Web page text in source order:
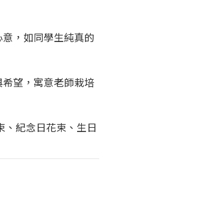
，如同學生純真的
望，寓意老師栽培
紀念日花束、生日